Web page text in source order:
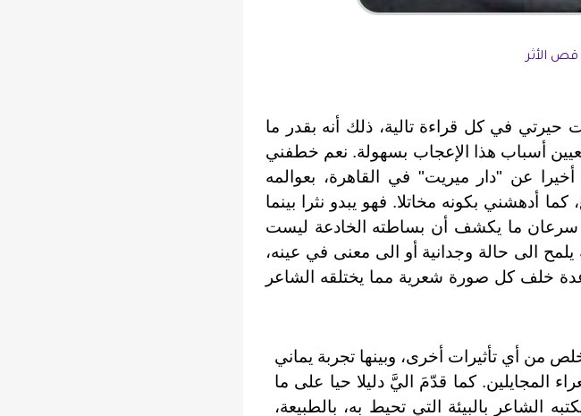
قص الأثر
حيرتي في كل قراءة تالية، ذلك أنه بقدر ما
أسباب هذا الإعجاب بسهولة. نعم خطفني
عن "دار ميريت" في القاهرة، بعوالمه
أدهشني بكونه مخاتلا. فهو يبدو نثرا بينما
سرعان ما يكشف أن بساطته الخادعة ليست
الى حالة وجدانية أو الى معنى في عينه،
خلف كل صورة شعرية مما يختلقه الشاعر
من أي تأثيرات أخرى، وبينها تجربة يماني
المجايلين. كما قدّمَ اليَّ دليلا حيا على ما
الشاعر بالبيئة التي تحيط به، بالطبيعة،